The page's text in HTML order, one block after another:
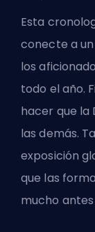
Esta
conecte a
los
todo el año.
hacer que la
las demás.
exposición
que las
mucho